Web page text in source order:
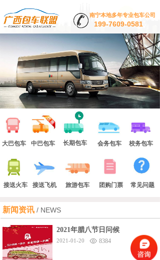
南宁本地多年专业包车公司
199-7609-0581
中巴包车 长期包车
大巴包车 会务包车 校务包车
接送火车 旅游包车 团购门票 常见问题
接送飞机
新闻资讯 / NEWS
2021年腊八节日问候
2021-01-20 8384